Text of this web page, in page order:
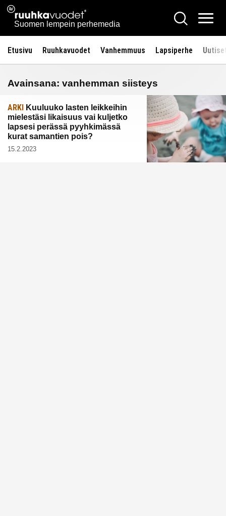
Siirry
sisältöön
Ruuhkavuodet.fi
Suomen lempein perhemedia
Hae
Etusivu Ruuhkavuodet Vanhemmuus Lapsiperhe
Avainsana: vanhemman siisteys
ARKI Kuuluuko lasten leikkeihin
mielestäsi likaisuus vai kuljetko
lapsesi perässä pyyhkimässä
kurat samantien pois?
15.2.2023